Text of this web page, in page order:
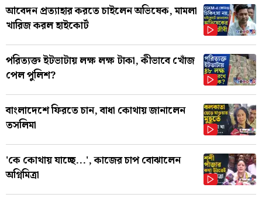
আবেদন প্রত্যাহার করতে চাইলেন অভিষেক, মামলা
খারিজ করল হাইকোর্ট
পরিত্যক্ত ইটভাটায় লক্ষ লক্ষ টাকা, কীভাবে খোঁজ
পেল পুলিশ?
বাংলাদেশে ফিরতে চান, বাধা কোথায় জানালেন
তসলিমা
'কে কোথায় যাচ্ছে...', কাজের চাপ বোঝালেন
অগ্নিমিত্রা